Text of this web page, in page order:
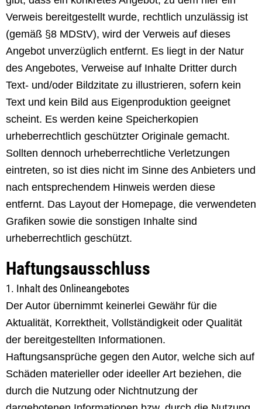
Verweis bereitgestellt wurde, rechtlich unzulässig ist
(gemäß §8 MDStV), wird der Verweis auf dieses
Angebot unverzüglich entfernt. Es liegt in der Natur
des Angebotes, Verweise auf Inhalte Dritter durch
Text- und/oder Bildzitate zu illustrieren, sofern kein
Text und kein Bild aus Eigenproduktion geeignet
scheint. Es werden keine Speicherkopien
urheberrechtlich geschützter Originale gemacht.
Sollten dennoch urheberrechtliche Verletzungen
eintreten, so ist dies nicht im Sinne des Anbieters und
nach entsprechendem Hinweis werden diese
entfernt. Das Layout der Homepage, die verwendeten
Grafiken sowie die sonstigen Inhalte sind
urheberrechtlich geschützt.
Haftungsausschluss
1. Inhalt des Onlineangebotes
Der Autor übernimmt keinerlei Gewähr für die
Aktualität, Korrektheit, Vollständigkeit oder Qualität
der bereitgestellten Informationen.
Haftungsansprüche gegen den Autor, welche sich auf
Schäden materieller oder ideeller Art beziehen, die
durch die Nutzung oder Nichtnutzung der